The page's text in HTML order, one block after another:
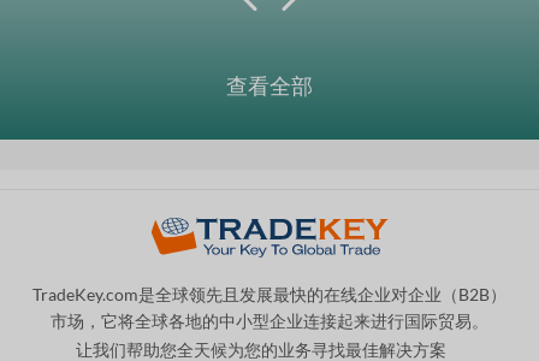
查看全部
TradeKey.com是全球领先且发展最快的在线企业对企业（B2B）
市场，它将全球各地的中小型企业连接起来进行国际贸易。
让我们帮助您全天候为您的业务寻找最佳解决方案